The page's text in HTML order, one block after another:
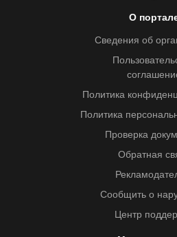
О
Сведения об
Политика
Политика
Проверка
Обратная
Сообщить о
Центр